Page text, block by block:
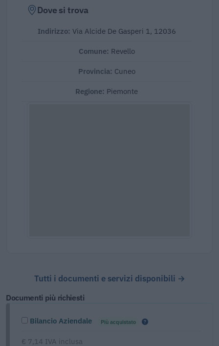
Dove si trova
Indirizzo: Via Alcide De Gasperi 1, 12036
Comune: Revello
Provincia: Cuneo
Regione: Piemonte
Tutti i documenti e servizi disponibili →
Documenti più richiesti
Bilancio Aziendale Più acquistato
€ 7,14 IVA inclusa